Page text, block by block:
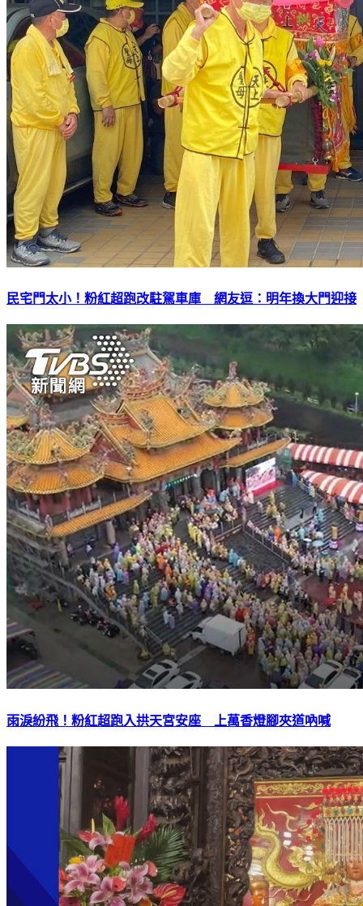
民宅門太小！粉紅超跑改駐駕車庫 網友逗：明年換大門迎接
雨淚紛飛！粉紅超跑入拱天宮安座 上萬香燈腳夾道吶喊